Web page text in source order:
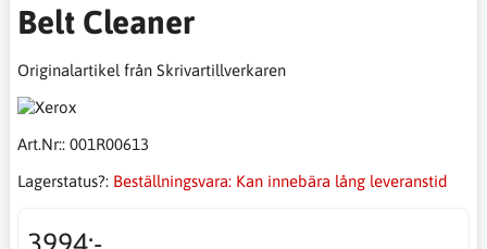
Belt Cleaner
Originalartikel från Skrivartillverkaren
Art.Nr:: 001R00613
Lagerstatus?: Beställningsvara: Kan innebära lång leveranstid